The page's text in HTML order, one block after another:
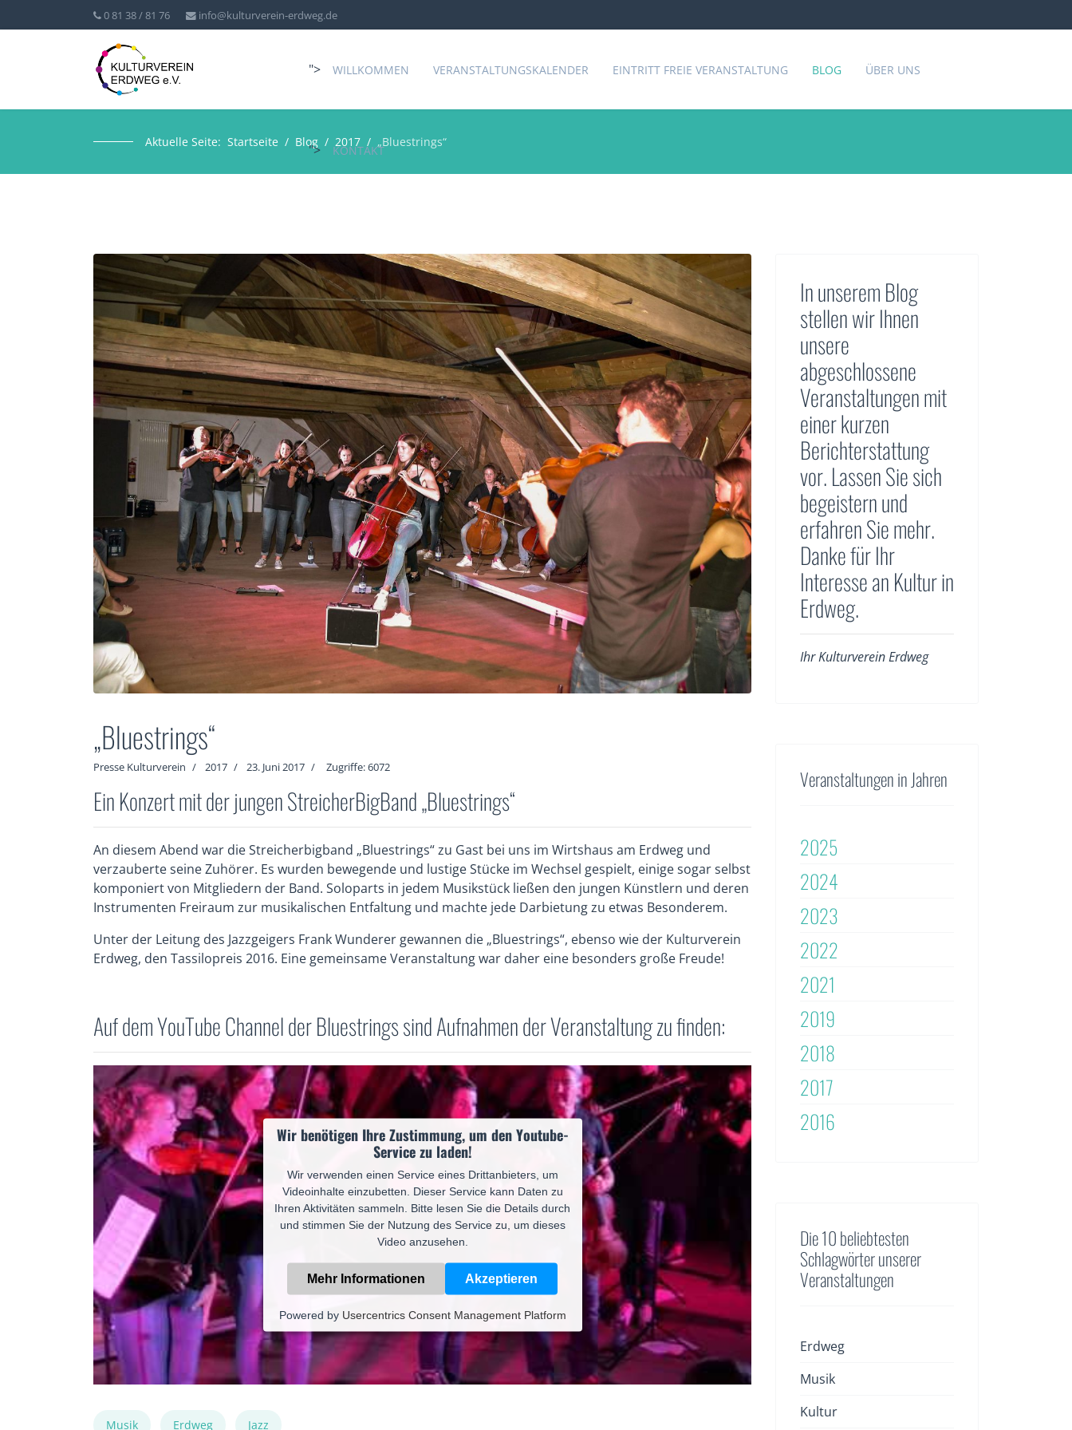
0 81 38 / 81 76 info@kulturverein-erdweg.de
"> WILLKOMMEN VERANSTALTUNGSKALENDER EINTRITT FREIE VERANSTALTUNG BLOG ÜBER UNS
"> KONTAKT
Aktuelle Seite: Startseite Blog 2017 „Bluestrings“
„Bluestrings“
Presse Kulturverein 2017 23. Juni 2017 Zugriffe: 6072
Ein Konzert mit der jungen StreicherBigBand „Bluestrings“
An diesem Abend war die Streicherbigband „Bluestrings“ zu Gast bei uns im Wirtshaus am Erdweg und
verzauberte seine Zuhörer. Es wurden bewegende und lustige Stücke im Wechsel gespielt, einige sogar selbst
komponiert von Mitgliedern der Band. Soloparts in jedem Musikstück ließen den jungen Künstlern und deren
Instrumenten Freiraum zur musikalischen Entfaltung und machte jede Darbietung zu etwas Besonderem.
Unter der Leitung des Jazzgeigers Frank Wunderer gewannen die „Bluestrings“, ebenso wie der Kulturverein
Erdweg, den Tassilopreis 2016. Eine gemeinsame Veranstaltung war daher eine besonders große Freude!
Auf dem YouTube Channel der Bluestrings sind Aufnahmen der Veranstaltung zu finden:
Wir benötigen Ihre Zustimmung, um den Youtube-
Service zu laden!
Wir verwenden einen Service eines Drittanbieters, um
Videoinhalte einzubetten. Dieser Service kann Daten zu
Ihren Aktivitäten sammeln. Bitte lesen Sie die Details durch
und stimmen Sie der Nutzung des Service zu, um dieses
Video anzusehen.
Mehr Informationen Akzeptieren
Powered by Usercentrics Consent Management Platform
Musik Erdweg Jazz
In unserem Blog
stellen wir Ihnen
unsere
abgeschlossene
Veranstaltungen mit
einer kurzen
Berichterstattung
vor. Lassen Sie sich
begeistern und
erfahren Sie mehr.
Danke für Ihr
Interesse an Kultur in
Erdweg.
Ihr Kulturverein Erdweg
Veranstaltungen in Jahren
2025
2024
2023
2022
2021
2019
2018
2017
2016
Die 10 beliebtesten
Schlagwörter unserer
Veranstaltungen
Erdweg
Musik
Kultur